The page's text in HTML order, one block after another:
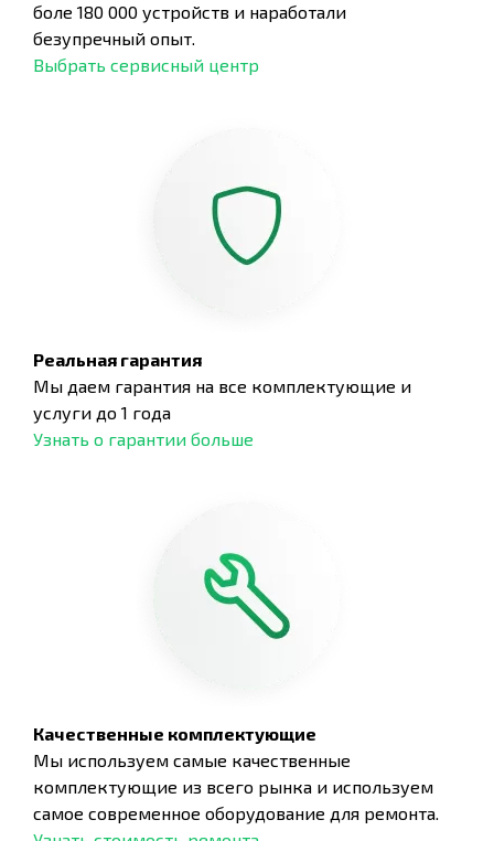
боле 180 000 устройств и наработали
безупречный опыт.
Выбрать сервисный центр
Реальная гарантия
Мы даем гарантия на все комплектующие и
услуги до 1 года
Узнать о гарантии больше
Качественные комплектующие
Мы используем самые качественные
комплектующие из всего рынка и используем
самое современное оборудование для ремонта.